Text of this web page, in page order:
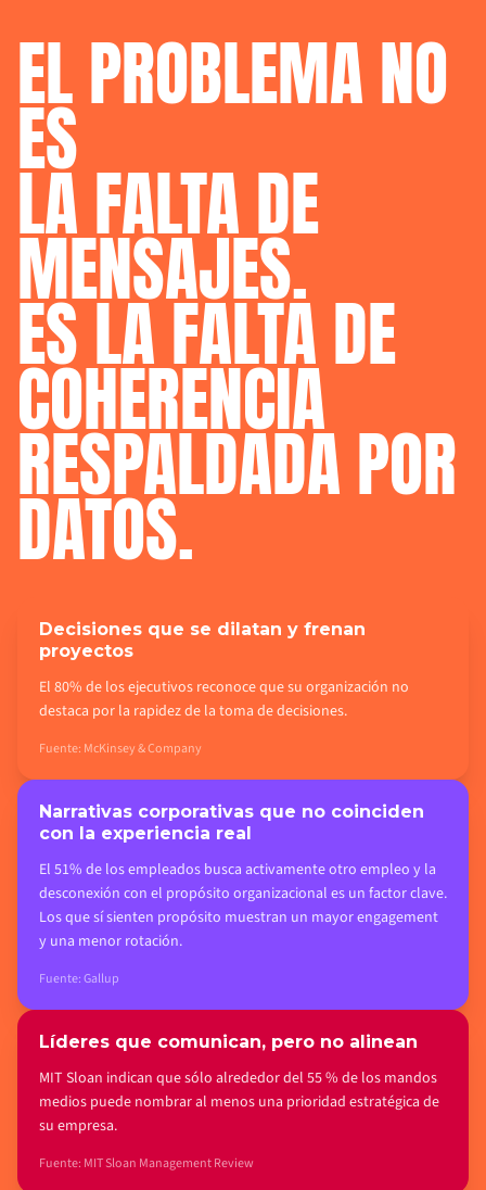
EL PROBLEMA
ES
LA FALTA
MENSAJES.
ES LA FALTA
COHERENCIA
RESPALDADA
DATOS.
Decisiones que se dilatan y frenan
proyectos
El 80% de los ejecutivos reconoce que su organización no
destaca por la rapidez de la toma de decisiones.
Fuente: McKinsey & Company
Narrativas corporativas que no coinciden
con la experiencia real
El 51% de los empleados busca activamente otro empleo y la
desconexión con el propósito organizacional es un factor clave.
Los que sí sienten propósito muestran un mayor engagement
y una menor rotación.
Fuente: Gallup
Líderes que comunican, pero no alinean
MIT Sloan indican que sólo alrededor del 55 % de los mandos
medios puede nombrar al menos una prioridad estratégica de
su empresa.
Fuente: MIT Sloan Management Review